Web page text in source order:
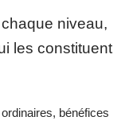
niveau,
les constituent
bénéfices